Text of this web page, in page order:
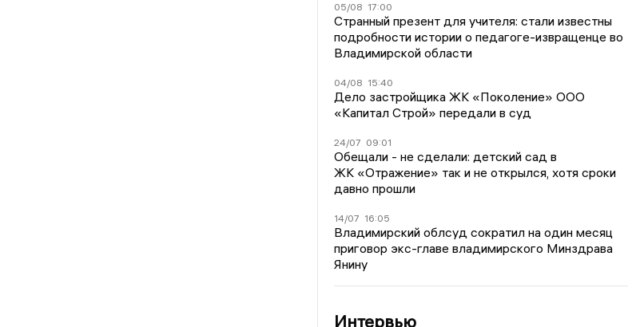
05/08 17:00
Странный презент для учителя: стали известны
подробности истории о педагоге-извращенце во
Владимирской области
04/08 15:40
Дело застройщика ЖК «Поколение» ООО
«Капитал Строй» передали в суд
24/07 09:01
Обещали - не сделали: детский сад в
ЖК «Отражение» так и не открылся, хотя сроки
давно прошли
14/07 16:05
Владимирский облсуд сократил на один месяц
приговор экс-главе владимирского Минздрава
Янину
Интервью